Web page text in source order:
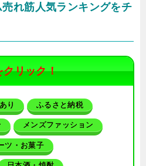
れ筋人気ランキングをチ
クリック！
り ふるさと納税
メンズファッション
ツ・お菓子